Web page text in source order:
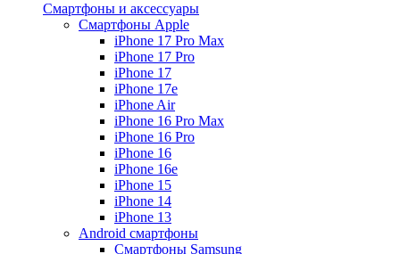
Смартфоны и аксессуары
Смартфоны Apple
iPhone 17 Pro Max
iPhone 17 Pro
iPhone 17
iPhone 17e
iPhone Air
iPhone 16 Pro Max
iPhone 16 Pro
iPhone 16
iPhone 16e
iPhone 15
iPhone 14
iPhone 13
Android cмартфоны
Смартфоны Samsung